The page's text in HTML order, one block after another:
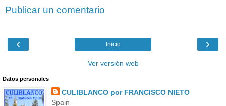
Publicar un comentario
‹ ›
Inicio
Ver versión web
Datos personales
CULIBLANCO por FRANCISCO NIETO
Spain